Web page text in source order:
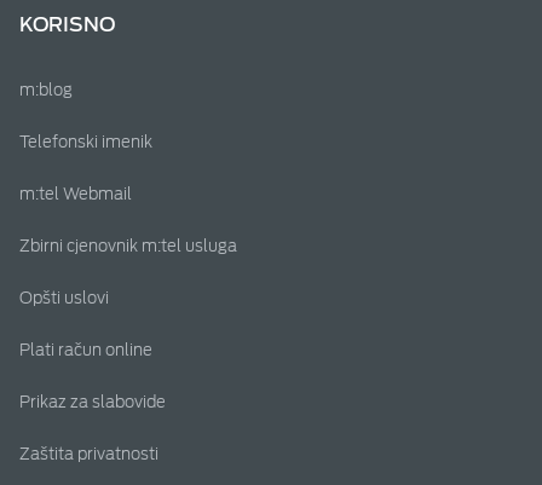
KORISNO
m:blog
Telefonski imenik
m:tel Webmail
Zbirni cjenovnik m:tel usluga
Opšti uslovi
Plati račun online
Prikaz za slabovide
Zaštita privatnosti